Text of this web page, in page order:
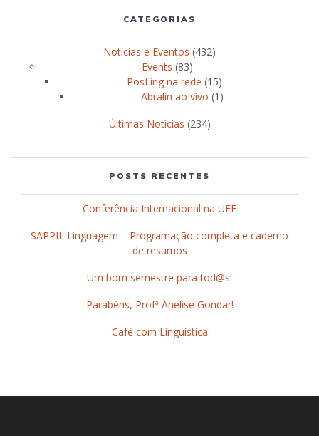
CATEGORIAS
Notícias e Eventos (432)
Events (83)
PosLing na rede (15)
Abralin ao vivo (1)
Últimas Notícias (234)
POSTS RECENTES
Conferência Internacional na UFF
SAPPIL Linguagem – Programação completa e caderno
de resumos
Um bom semestre para tod@s!
Parabéns, Profª Anelise Gondar!
Café com Linguística